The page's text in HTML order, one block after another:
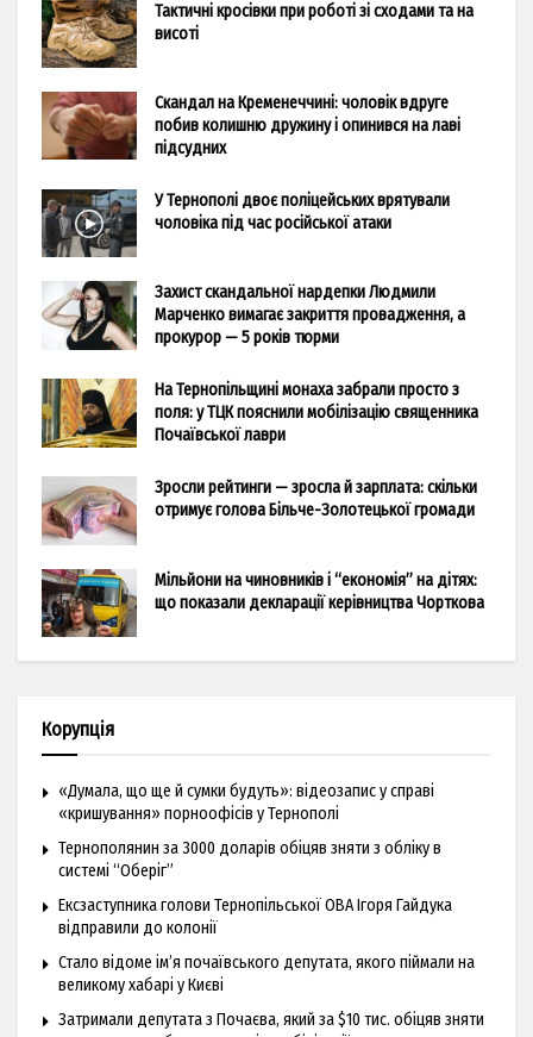
Тактичні кросівки при роботі зі сходами та на
висоті
Скандал на Кременеччині: чоловік вдруге
побив колишню дружину і опинився на лаві
підсудних
У Тернополі двоє поліцейських врятували
чоловіка під час російської атаки
Захист скандальної нардепки Людмили
Марченко вимагає закриття провадження, а
прокурор — 5 років тюрми
На Тернопільщині монаха забрали просто з
поля: у ТЦК пояснили мобілізацію священника
Почаївської лаври
Зросли рейтинги — зросла й зарплата: скільки
отримує голова Більче-Золотецької громади
Мільйони на чиновників і “економія” на дітях:
що показали декларації керівництва Чорткова
Корупція
«Думала, що ще й сумки будуть»: відеозапис у справі
«кришування» порноофісів у Тернополі
Тернополянин за 3000 доларів обіцяв зняти з обліку в
системі “Оберіг”
Ексзаступника голови Тернопільської ОВА Ігоря Гайдука
відправили до колонії
Стало відоме ім’я почаївського депутата, якого піймали на
великому хабарі у Києві
Затримали депутата з Почаєва, який за $10 тис. обіцяв зняти